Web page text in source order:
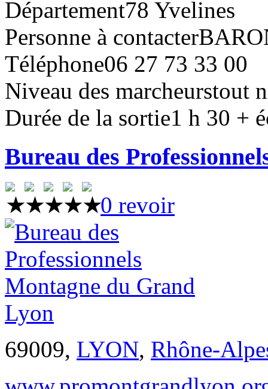
Département78 Yvelines
Personne à contacter
Téléphone06 27 73 33 00
Niveau des marcheurstout
Durée de la sortie1 h 30 +
Bureau des
0 revoir
69009, LYON, Rhône-